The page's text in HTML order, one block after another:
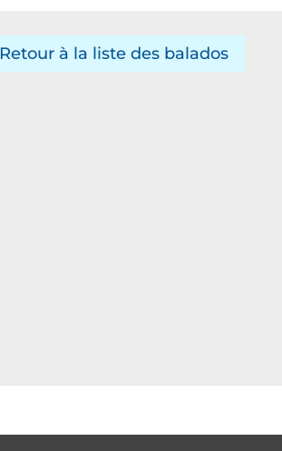
Retour à la liste des balados